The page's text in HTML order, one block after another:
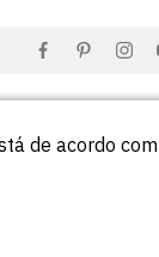
de acordo com